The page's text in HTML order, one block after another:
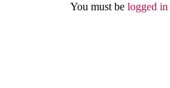
You must be logged in